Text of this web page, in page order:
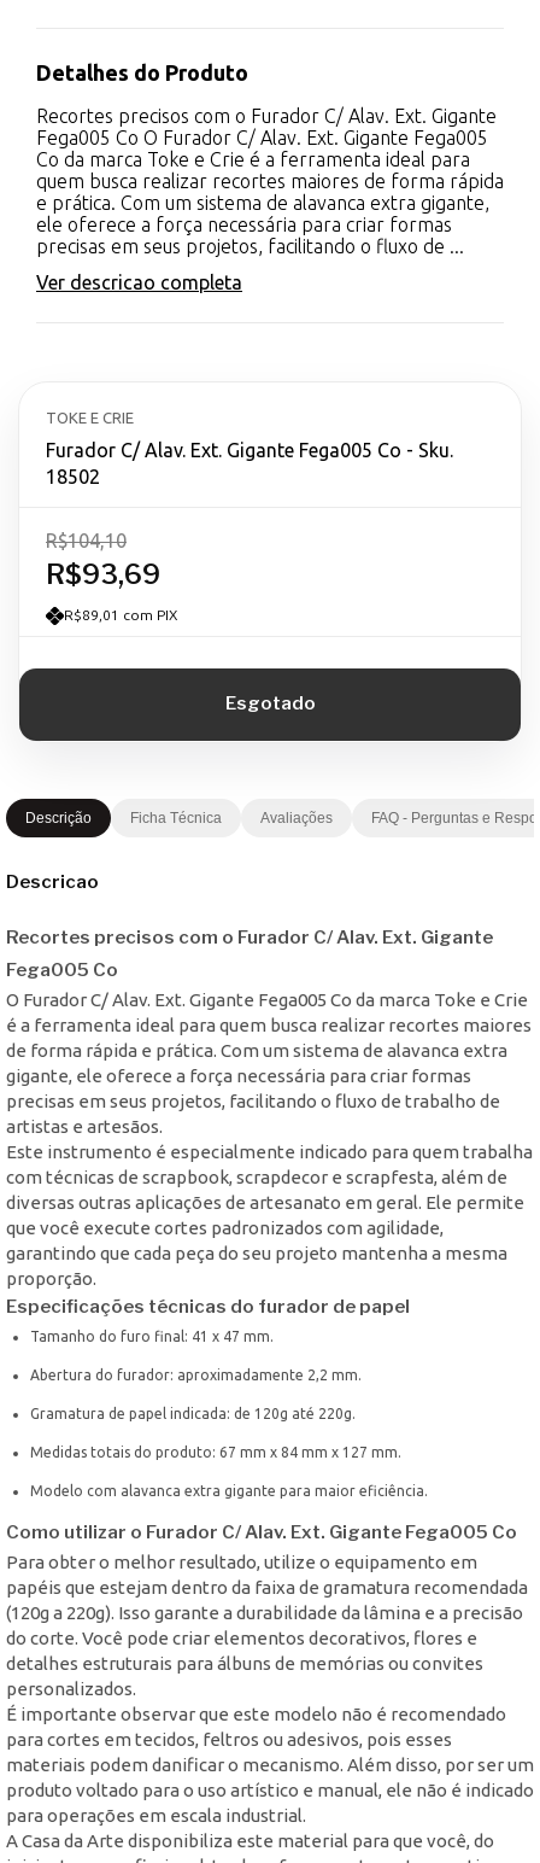
Detalhes do Produto
Recortes precisos com o Furador C/ Alav. Ext. Gigante
Fega005 Co O Furador C/ Alav. Ext. Gigante Fega005
Co da marca Toke e Crie é a ferramenta ideal para
quem busca realizar recortes maiores de forma rápida
e prática. Com um sistema de alavanca extra gigante,
ele oferece a força necessária para criar formas
precisas em seus projetos, facilitando o fluxo de ...
Ver descricao completa
TOKE E CRIE
Furador C/ Alav. Ext. Gigante Fega005 Co - Sku.
18502
R$93,69
R$104,10
R$89,01 com PIX
Descrição Ficha Técnica Avaliações FAQ - Perguntas e
Descricao
Recortes precisos com o Furador C/ Alav. Ext. Gigante
Fega005 Co
O Furador C/ Alav. Ext. Gigante Fega005 Co da marca Toke e Crie
é a ferramenta ideal para quem busca realizar recortes maiores
de forma rápida e prática. Com um sistema de alavanca extra
gigante, ele oferece a força necessária para criar formas
precisas em seus projetos, facilitando o fluxo de trabalho de
artistas e artesãos.
Este instrumento é especialmente indicado para quem trabalha
com técnicas de scrapbook, scrapdecor e scrapfesta, além de
diversas outras aplicações de artesanato em geral. Ele permite
que você execute cortes padronizados com agilidade,
garantindo que cada peça do seu projeto mantenha a mesma
proporção.
Especificações técnicas do furador de papel
Tamanho do furo final: 41 x 47 mm.
Abertura do furador: aproximadamente 2,2 mm.
Gramatura de papel indicada: de 120g até 220g.
Medidas totais do produto: 67 mm x 84 mm x 127 mm.
Modelo com alavanca extra gigante para maior eficiência.
Como utilizar o Furador C/ Alav. Ext. Gigante Fega005 Co
Para obter o melhor resultado, utilize o equipamento em
papéis que estejam dentro da faixa de gramatura recomendada
(120g a 220g). Isso garante a durabilidade da lâmina e a precisão
do corte. Você pode criar elementos decorativos, flores e
detalhes estruturais para álbuns de memórias ou convites
personalizados.
É importante observar que este modelo não é recomendado
para cortes em tecidos, feltros ou adesivos, pois esses
materiais podem danificar o mecanismo. Além disso, por ser um
produto voltado para o uso artístico e manual, ele não é indicado
para operações em escala industrial.
A Casa da Arte disponibiliza este material para que você, do